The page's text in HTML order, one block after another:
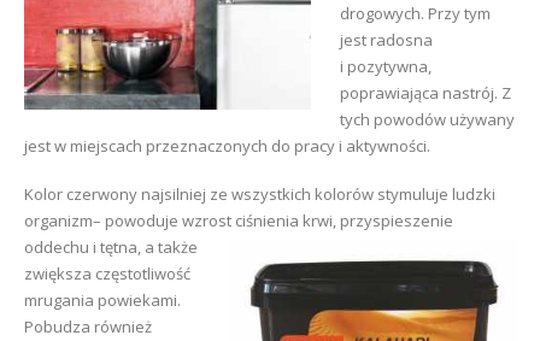
drogowych. Przy tym
jest radosna
i pozytywna,
poprawiająca nastrój. Z
tych powodów używany
jest w miejscach przeznaczonych do pracy i aktywności.
Kolor czerwony najsilniej ze wszystkich kolorów stymuluje ludzki
organizm– powoduje wzrost ciśnienia krwi, przyspieszenie
oddechu i tętna, a także
zwiększa częstotliwość
mrugania powiekami.
Pobudza również